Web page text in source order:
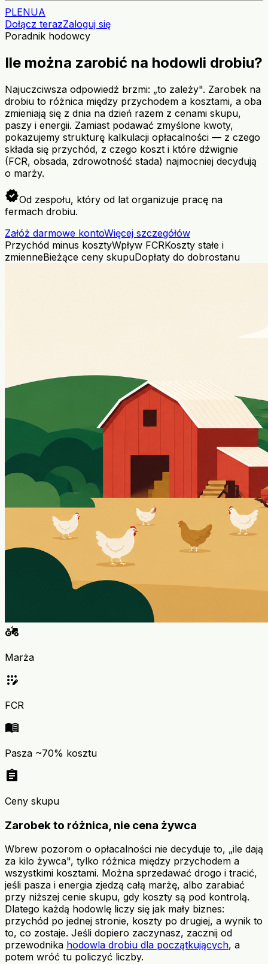
PLENUA
Dołącz terazZaloguj się
Poradnik hodowcy
Ile można zarobić na hodowli drobiu?
Najuczciwsza odpowiedź brzmi: „to zależy". Zarobek na
drobiu to różnica między przychodem a kosztami, a oba
zmieniają się z dnia na dzień razem z cenami skupu,
paszy i energii. Zamiast podawać zmyślone kwoty,
pokazujemy strukturę kalkulacji opłacalności — z czego
składa się przychód, z czego koszt i które dźwignie
(FCR, obsada, zdrowotność stada) najmocniej decydują
o marży.
verifiedOd zespołu, który od lat organizuje pracę na
fermach drobiu.
Załóż darmowe kontoWięcej szczegółów
Przychód minus kosztyWpływ FCRKoszty stałe i
zmienneBieżące ceny skupuDopłaty do dobrostanu
agriculture
Marża
app_registration
FCR
menu_book
Pasza ~70% kosztu
assignment
Ceny skupu
Zarobek to różnica, nie cena żywca
Wbrew pozorom o opłacalności nie decyduje to, „ile dają
za kilo żywca", tylko różnica między przychodem a
wszystkimi kosztami. Można sprzedawać drogo i tracić,
jeśli pasza i energia zjedzą całą marżę, albo zarabiać
przy niższej cenie skupu, gdy koszty są pod kontrolą.
Dlatego każdą hodowlę liczy się jak mały biznes:
przychód po jednej stronie, koszty po drugiej, a wynik to
to, co zostaje. Jeśli dopiero zaczynasz, zacznij od
przewodnika hodowla drobiu dla początkujących, a
potem wróć tu policzyć liczby.